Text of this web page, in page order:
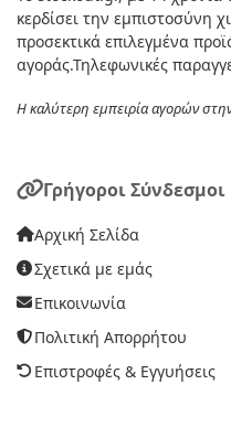
κερδίσει την εμπιστοσύνη
προσεκτικά επιλεγμένα
αγοράς.Τηλεφωνικές
Η καλύτερη εμπειρία αγορών
Γρήγοροι Σύνδεσμοι
Αρχική Σελίδα
Σχετικά με εμάς
Επικοινωνία
Πολιτική Απορρήτου
Επιστροφές & Εγγυήσεις